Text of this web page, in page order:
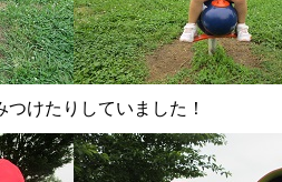
けたりしていました！